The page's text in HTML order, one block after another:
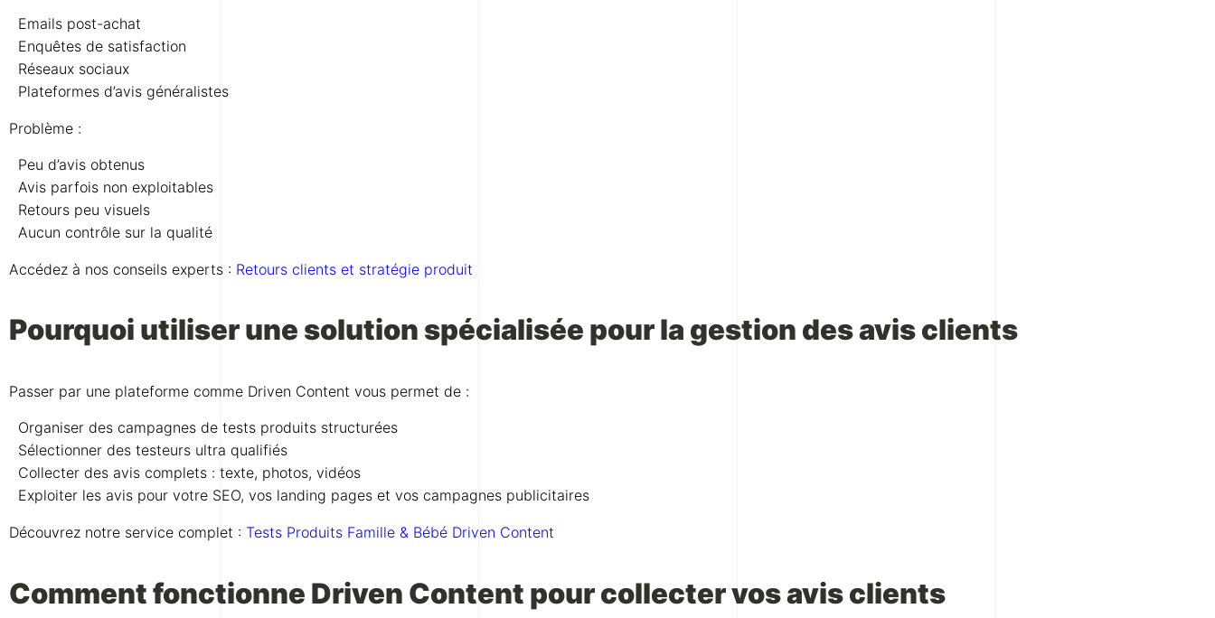
Emails post-achat
Enquêtes de satisfaction
Réseaux sociaux
Plateformes d’avis généralistes
Problème :
Peu d’avis obtenus
Avis parfois non exploitables
Retours peu visuels
Aucun contrôle sur la qualité
Accédez à nos conseils experts : Retours clients et stratégie produit
Pourquoi utiliser une solution spécialisée pour la gestion des avis clients
Passer par une plateforme comme Driven Content vous permet de :
Organiser des campagnes de tests produits structurées
Sélectionner des testeurs ultra qualifiés
Collecter des avis complets : texte, photos, vidéos
Exploiter les avis pour votre SEO, vos landing pages et vos campagnes publicitaires
Découvrez notre service complet : Tests Produits Famille & Bébé Driven Content
Comment fonctionne Driven Content pour collecter vos avis clients